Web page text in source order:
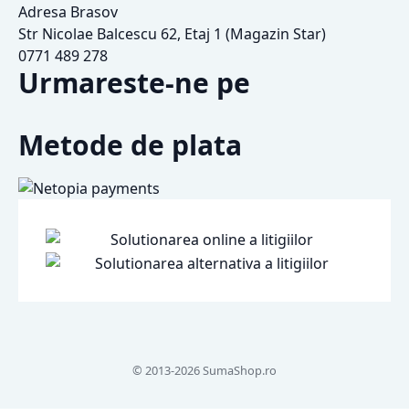
Adresa Brasov
Str Nicolae Balcescu 62, Etaj 1 (Magazin Star)
0771 489 278
Urmareste-ne pe
Metode de plata
© 2013-2026 SumaShop.ro